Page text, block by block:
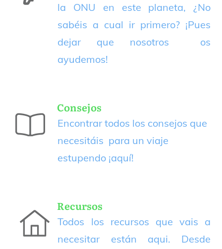
la ONU en este planeta, ¿No
sabéis a cual ir primero? ¡Pues
dejar que nosotros os
ayudemos!
Consejos
Encontrar todos los consejos que
necesitáis para un viaje
estupendo ¡aquí!
Recursos
Todos los recursos que vais a
necesitar están aqui. Desde